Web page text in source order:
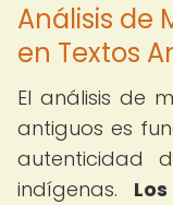
Análisis de
en Textos
El análisis de
antiguos es
autenticidad
indígenas.